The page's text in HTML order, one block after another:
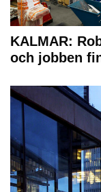
KALMAR:
och jobben